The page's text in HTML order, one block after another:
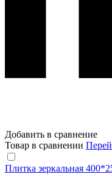
Добавить в сравнение
Товар в сравнении
Плитка зеркальная